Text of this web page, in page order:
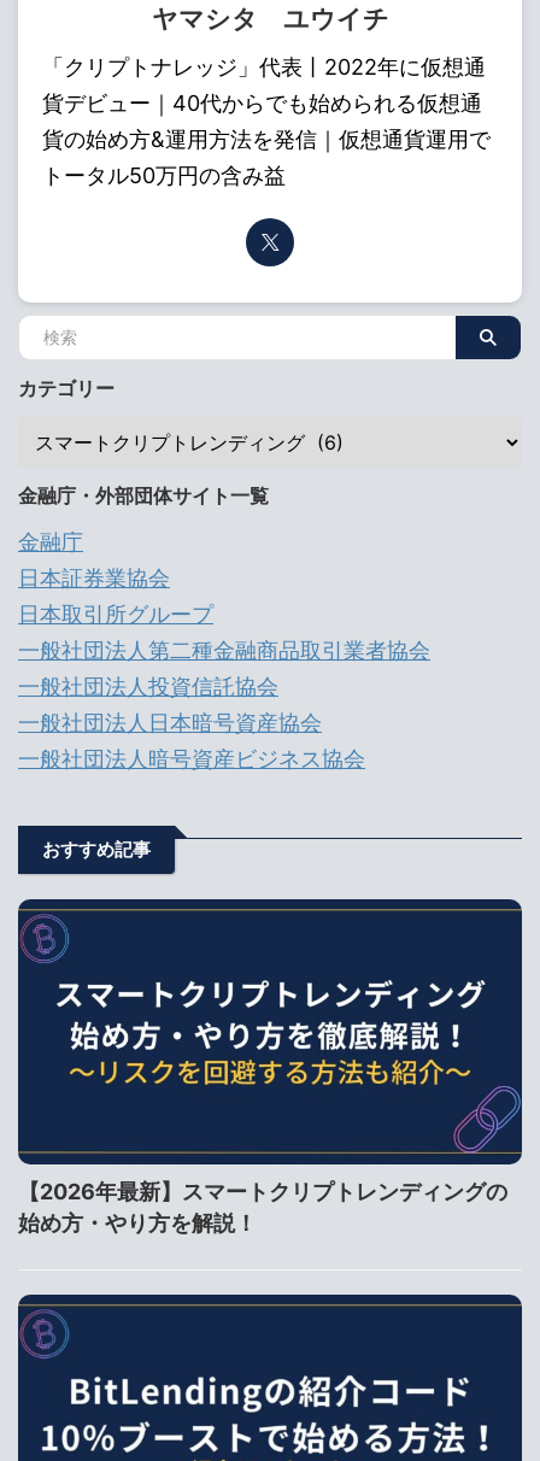
ヤマシタ ユウイチ
「クリプトナレッジ」代表丨2022年に仮想通
貨デビュー｜40代からでも始められる仮想通
貨の始め方&運用方法を発信｜仮想通貨運用で
トータル50万円の含み益
カテゴリー
金融庁・外部団体サイト一覧
金融庁
日本証券業協会
日本取引所グループ
一般社団法人第二種金融商品取引業者協会
一般社団法人投資信託協会
一般社団法人日本暗号資産協会
一般社団法人暗号資産ビジネス協会
おすすめ記事
【2026年最新】スマートクリプトレンディングの
始め方・やり方を解説！